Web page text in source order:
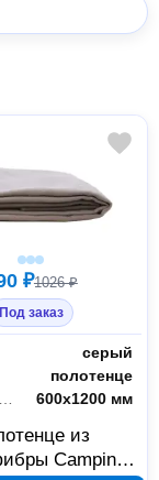
₽1026 ₽
Под заказ
серый
полотенце
600х1200 мм
из
Camping